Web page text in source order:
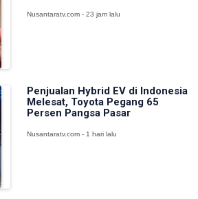
Nusantaratv.com - 23 jam lalu
Penjualan Hybrid EV di Indonesia
Melesat, Toyota Pegang 65
Persen Pangsa Pasar
Nusantaratv.com - 1 hari lalu